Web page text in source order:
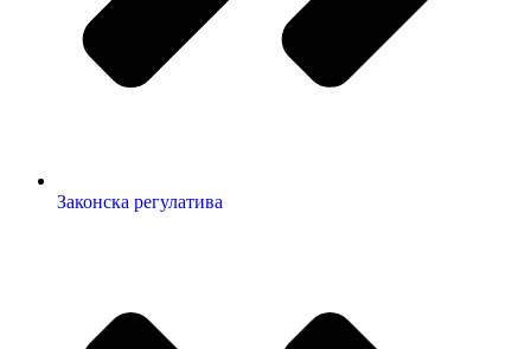
Законска регулатива